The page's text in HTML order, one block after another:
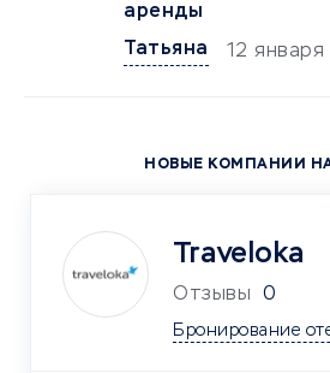
аренды
Татьяна
12
НОВЫЕ КОМПАНИИ
Traveloka
Отзывы 0
Бронирование